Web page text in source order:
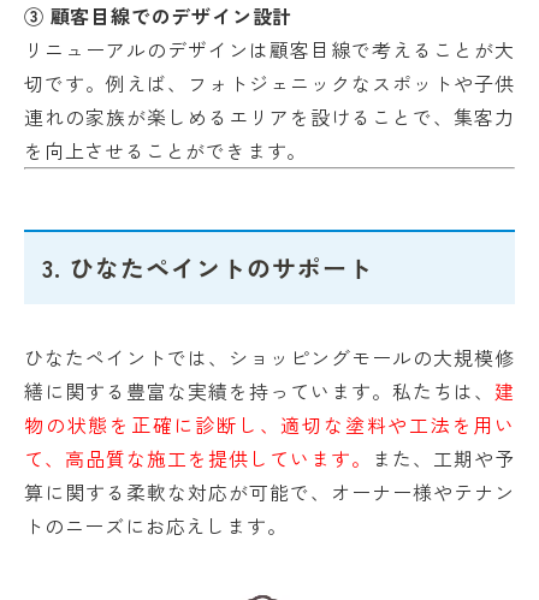
③ 顧客目線でのデザイン設計
リニューアルのデザインは顧客目線で考えることが大
切です。例えば、フォトジェニックなスポットや子供
連れの家族が楽しめるエリアを設けることで、集客力
を向上させることができます。
3. ひなたペイントのサポート
ひなたペイントでは、ショッピングモールの大規模修
繕に関する豊富な実績を持っています。私たちは、 建
物の状態を正確に診断し、適切な塗料や工法を用い
て、高品質な施工を提供しています。 また、工期や予
算に関する柔軟な対応が可能で、オーナー様やテナン
トのニーズにお応えします。